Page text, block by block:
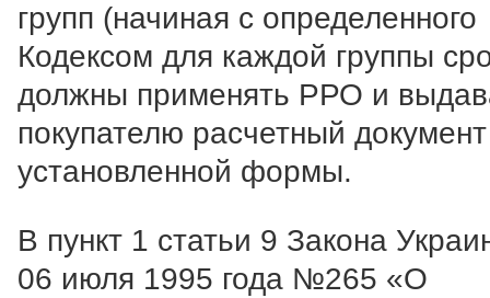
групп (начиная с определенного
Кодексом для каждой группы
должны применять РРО и
покупателю расчетный документ
установленной формы.
В пункт 1 статьи 9 Закона
06 июля 1995 года №265 «О